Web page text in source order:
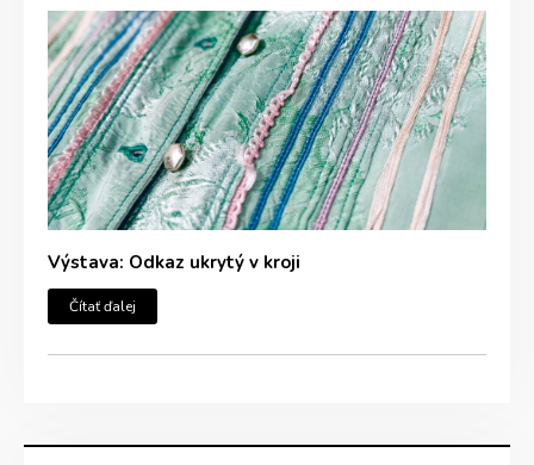
Výstava: Odkaz ukrytý v kroji
Čítať ďalej